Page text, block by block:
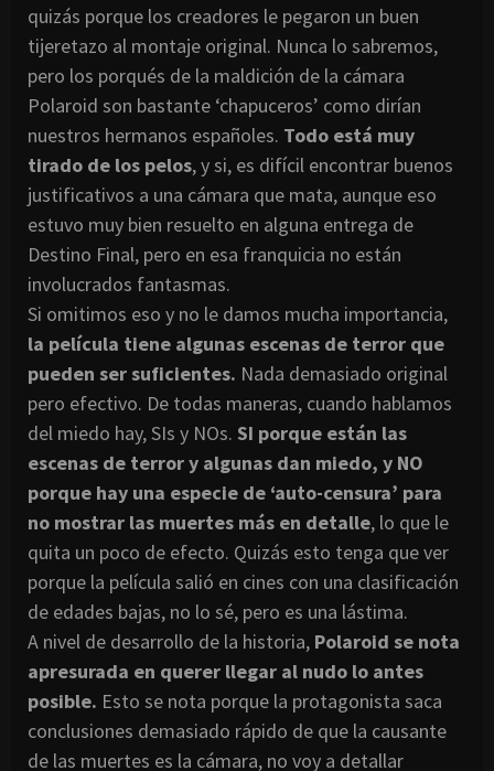
quizás porque los creadores le pegaron un buen
tijeretazo al montaje original. Nunca lo sabremos,
pero los porqués de la maldición de la cámara
Polaroid son bastante ‘chapuceros’ como dirían
nuestros hermanos españoles. Todo está muy
tirado de los pelos, y si, es difícil encontrar buenos
justificativos a una cámara que mata, aunque eso
estuvo muy bien resuelto en alguna entrega de
Destino Final, pero en esa franquicia no están
involucrados fantasmas.
Si omitimos eso y no le damos mucha importancia,
la película tiene algunas escenas de terror que
pueden ser suficientes. Nada demasiado original
pero efectivo. De todas maneras, cuando hablamos
del miedo hay, SIs y NOs. SI porque están las
escenas de terror y algunas dan miedo, y NO
porque hay una especie de ‘auto-censura’ para
no mostrar las muertes más en detalle, lo que le
quita un poco de efecto. Quizás esto tenga que ver
porque la película salió en cines con una clasificación
de edades bajas, no lo sé, pero es una lástima.
A nivel de desarrollo de la historia, Polaroid se nota
apresurada en querer llegar al nudo lo antes
posible. Esto se nota porque la protagonista saca
conclusiones demasiado rápido de que la causante
de las muertes es la cámara, no voy a detallar